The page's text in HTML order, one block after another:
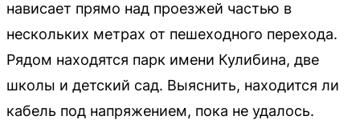
нависает прямо над проезжей частью в
нескольких метрах от пешеходного перехода.
Рядом находятся парк имени Кулибина, две
школы и детский сад. Выяснить, находится ли
кабель под напряжением, пока не удалось.